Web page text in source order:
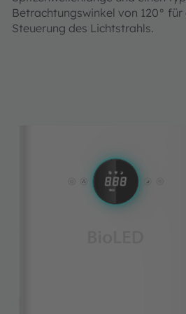
Betrachtungswinkel von 120° für
Steuerung des Lichtstrahls.